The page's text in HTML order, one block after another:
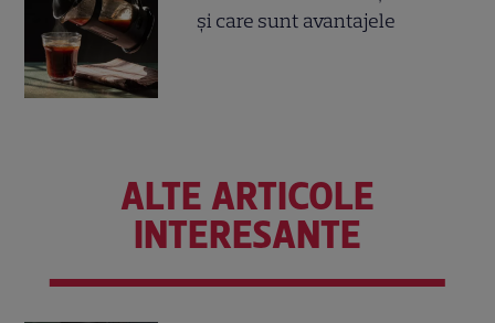
și care sunt avantajele
ALTE ARTICOLE
INTERESANTE